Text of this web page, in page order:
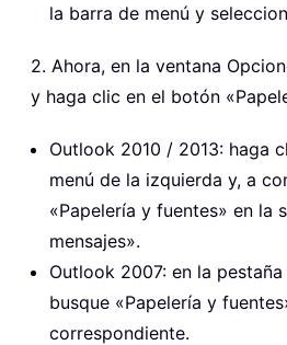
la barra de menú y
2. Ahora, en la ventana
y haga clic en el botón
Outlook 2010 / 2013: haga
menú de la izquierda y, a
«Papelería y fuentes» en la
mensajes».
Outlook 2007: en la
busque «Papelería y
correspondiente.